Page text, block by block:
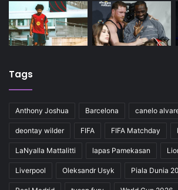
Tags
Anthony Joshua Barcelona canelo
deontay wilder FIFA FIFA Matchday
LaNyalla Mattalitti lapas Pamekasan
Liverpool Oleksandr Usyk Piala Dunia